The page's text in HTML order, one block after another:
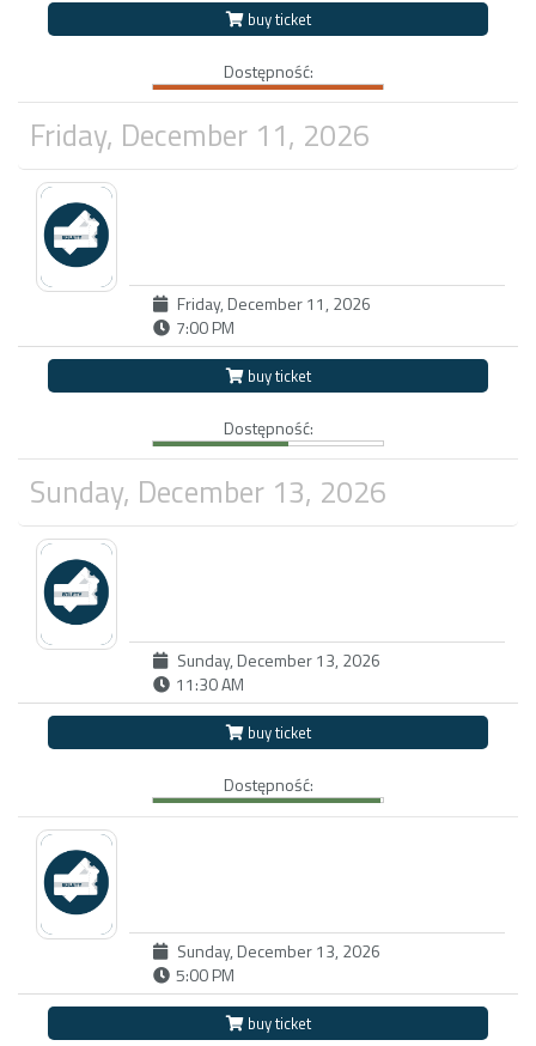
buy ticket
Dostępność:
Friday, December 11, 2026
Friday, December 11, 2026
7:00 PM
buy ticket
Dostępność:
Sunday, December 13, 2026
Sunday, December 13, 2026
11:30 AM
buy ticket
Dostępność:
Sunday, December 13, 2026
5:00 PM
buy ticket